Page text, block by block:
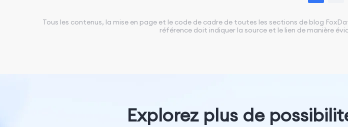
Tous les contenus, la mise en page et le code de cadre de toutes les sections de blog
référence doit indiquer la source et le lien de manière
Explorez plus de